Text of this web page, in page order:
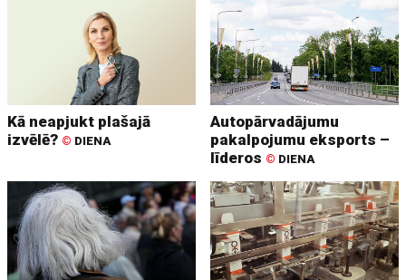
Kā neapjukt plašajā
izvēlē? © DIENA
Autopārvadājumu
pakalpojumu eksports –
līderos © DIENA